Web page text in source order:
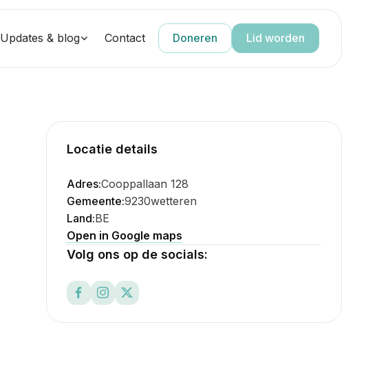
Updates & blog Contact Doneren Lid worden
Locatie details
Adres:Cooppallaan 128
Gemeente:9230wetteren
Land:BE
Open in Google maps
Volg ons op de socials: